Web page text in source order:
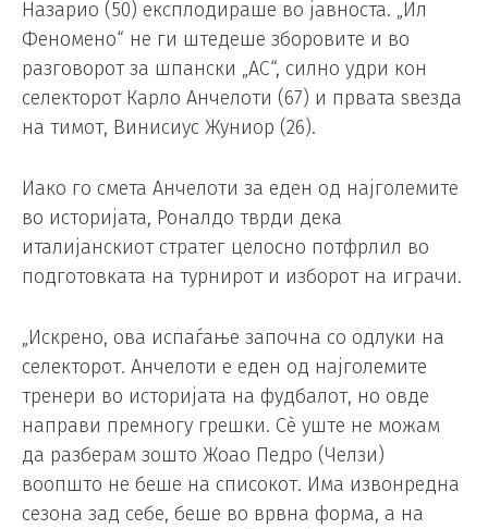
Назарио (50) експлодираше во јавноста. „Ил
Феномено“ не ги штедеше зборовите и во
разговорот за шпански „АС“, силно удри кон
селекторот Карло Анчелоти (67) и првата ѕвезда
на тимот, Винисиус Жуниор (26).
Иако го смета Анчелоти за еден од најголемите
во историјата, Роналдо тврди дека
италијанскиот стратег целосно потфрлил во
подготовката на турнирот и изборот на играчи.
„Искрено, ова испаѓање започна со одлуки на
селекторот. Анчелоти е еден од најголемите
тренери во историјата на фудбалот, но овде
направи премногу грешки. Сè уште не можам
да разберам зошто Жоао Педро (Челзи)
воопшто не беше на списокот. Има извонредна
сезона зад себе, беше во врвна форма, а на